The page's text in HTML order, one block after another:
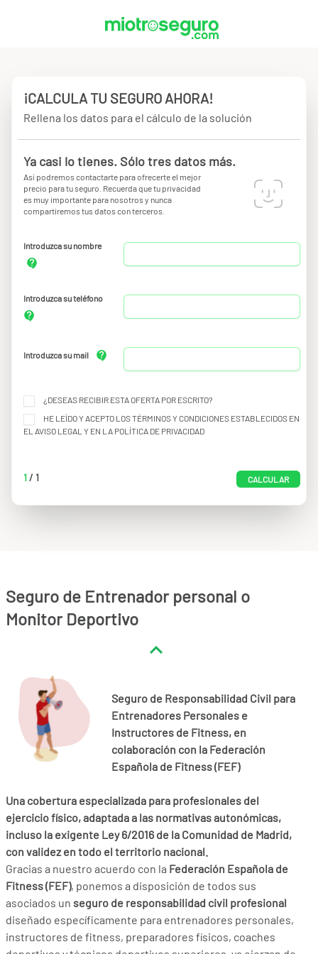
Seguro de Entrenador personal o
Monitor Deportivo
Seguro de Responsabilidad Civil para
Entrenadores Personales e
Instructores de Fitness, en
colaboración con la Federación
Española de Fitness (FEF)
Una cobertura especializada para profesionales del
ejercicio físico, adaptada a las normativas autonómicas,
incluso la exigente Ley 6/2016 de la Comunidad de Madrid,
con validez en todo el territorio nacional.
Gracias a nuestro acuerdo con la Federación Española de
Fitness (FEF), ponemos a disposición de todos sus
asociados un seguro de responsabilidad civil profesional
diseñado específicamente para entrenadores personales,
instructores de fitness, preparadores físicos, coaches
¡CALCULA TU SEGURO AHORA!
Rellena los datos para el cálculo de la solución
Ya casi lo tienes. Sólo tres datos más.
Así podremos contactarte para ofrecerte el mejor
precio para tu seguro. Recuerda que tu privacidad
es muy importante para nosotros y nunca
compartiremos tus datos con terceros.
Introduzca su nombre
Introduzca su teléfono
Introduzca su mail
¿DESEAS RECIBIR ESTA OFERTA POR ESCRITO?
HE LEÍDO Y ACEPTO LOS TÉRMINOS Y CONDICIONES ESTABLECIDOS EN
EL AVISO LEGAL Y EN LA POLÍTICA DE PRIVACIDAD
1/ 1 CALCULAR